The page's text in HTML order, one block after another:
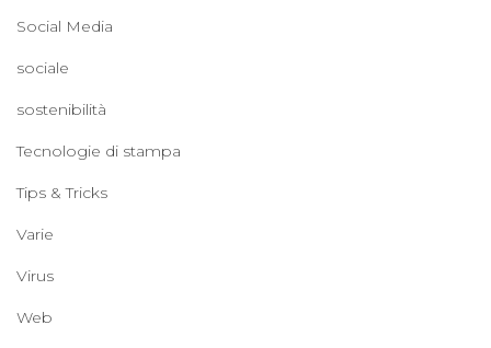
Social Media
sociale
sostenibilità
Tecnologie di stampa
Tips & Tricks
Varie
Virus
Web